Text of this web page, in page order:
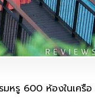
หรู 600 ห้องในเครื